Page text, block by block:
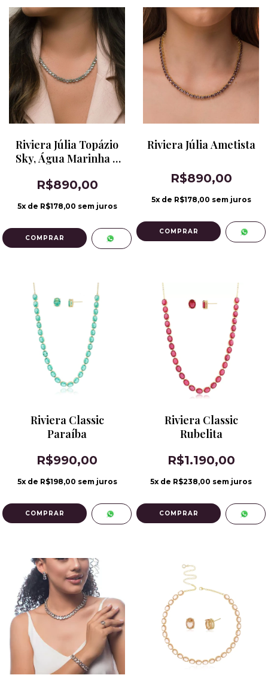
Riviera Júlia Topázio
Sky, Água Marinha e
Ródio
R$890,00
5x de R$178,00 sem juros
Riviera Júlia Ametista
R$890,00
5x de R$178,00 sem juros
Riviera Classic
Paraíba
R$990,00
5x de R$198,00 sem juros
Riviera Classic
Rubelita
R$1.190,00
5x de R$238,00 sem juros